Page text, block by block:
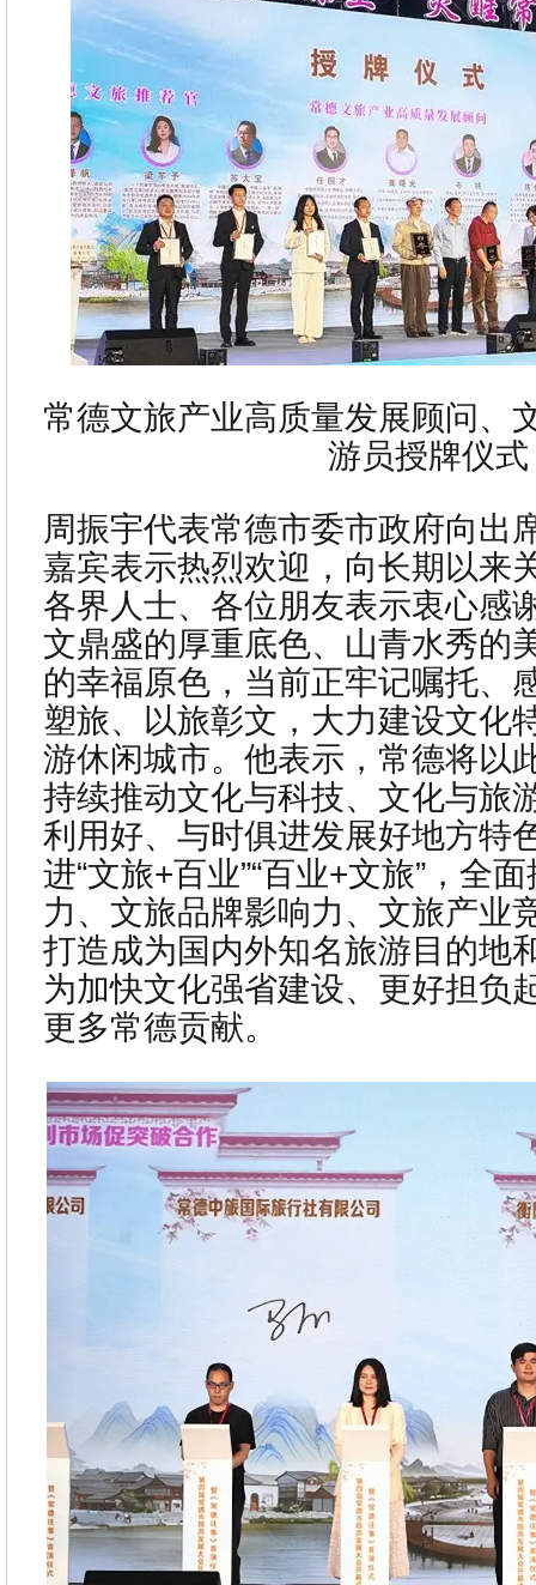
常德文旅产业高质量发展顾问、
游员授牌仪式
周振宇代表常德市委市政府向出
嘉宾表示热烈欢迎，向长期以来
各界人士、各位朋友表示衷心感
文鼎盛的厚重底色、山青水秀的
的幸福原色，当前正牢记嘱托、
塑旅、以旅彰文，大力建设文化
游休闲城市。他表示，常德将以
持续推动文化与科技、文化与旅
利用好、与时俱进发展好地方特
进“文旅+百业”“百业+文旅”，全
力、文旅品牌影响力、文旅产业
打造成为国内外知名旅游目的地
为加快文化强省建设、更好担负
更多常德贡献。